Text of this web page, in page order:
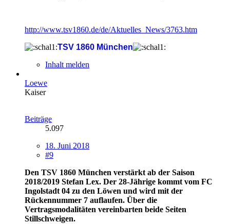
http://www.tsv1860.de/de/Aktuelles_News/3763.htm
TSV 1860 München
Inhalt melden
Loewe
Kaiser
Beiträge
5.097
18. Juni 2018
#9
Den TSV 1860 München verstärkt ab der Saison
2018/2019 Stefan Lex. Der 28-Jährige kommt vom FC
Ingolstadt 04 zu den Löwen und wird mit der
Rückennummer 7 auflaufen. Über die
Vertragsmodalitäten vereinbarten beide Seiten
Stillschweigen.